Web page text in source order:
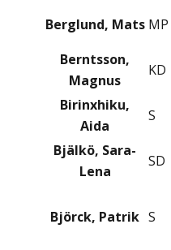
Berglund, Mats MP
Berntsson,
Magnus
KD
Birinxhiku,
Aida
S
Bjälkö, Sara-
Lena
SD
Björck, Patrik S